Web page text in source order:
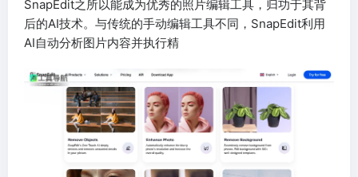
SnapEdit之所以能成为优秀的照片编辑工具，归功于其背
后的AI技术。与传统的手动编辑工具不同，SnapEdit利用
AI自动分析图片内容并执行精